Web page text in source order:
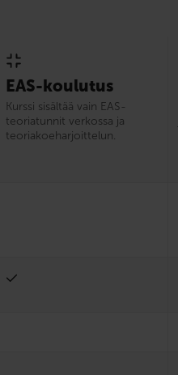
EAS-koulutus
Kurssi sisältää vain EAS-
teoriatunnit verkossa ja
teoriakoeharjoittelun.